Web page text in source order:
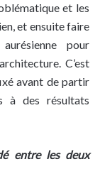
et les
et ensuite faire
pour
C’est
avant de partir
à des résultats
entre les deux